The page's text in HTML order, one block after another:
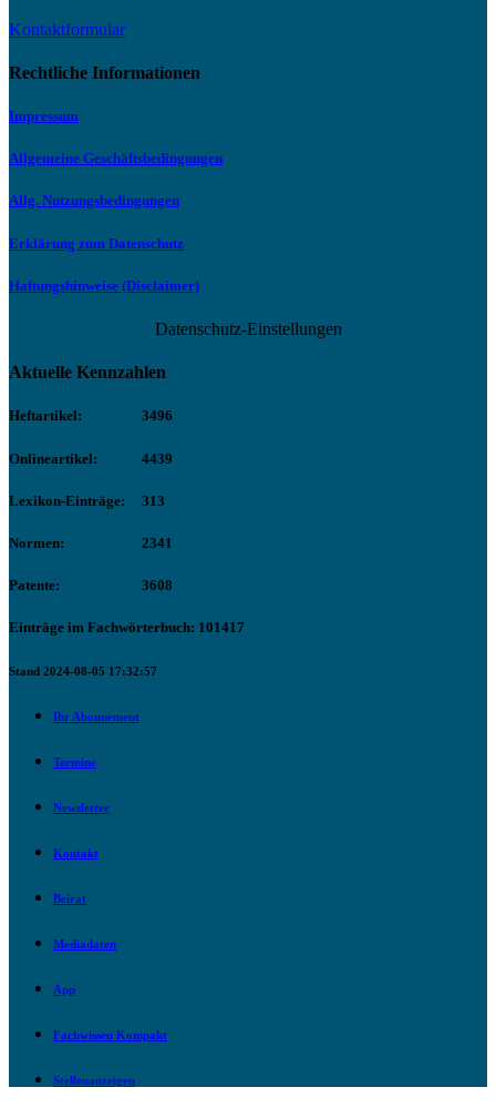
Kontaktformular
Rechtliche Informationen
Impressum
Allgemeine Geschäftsbedingungen
Allg. Nutzungsbedingungen
Erklärung zum Datenschutz
Haftungshinweise (Disclaimer)
Datenschutz-Einstellungen
Aktuelle Kennzahlen
Heftartikel: 3496
Onlineartikel: 4439
Lexikon-Einträge: 313
Normen: 2341
Patente: 3608
Einträge im Fachwörterbuch: 101417
Stand 2024-08-05 17:32:57
Ihr Abonnement
Termine
Newsletter
Kontakt
Beirat
Mediadaten
App
Fachwissen Kompakt
Stellenanzeigen